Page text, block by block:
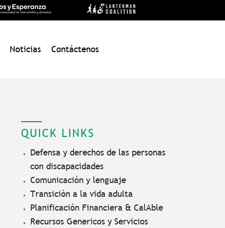
Noticias Contáctenos
QUICK LINKS
Defensa y derechos de las personas
con discapacidades
Comunicación y lenguaje
Transición a la vida adulta
Planificación Financiera & CalAble
Recursos Genericos y Servicios